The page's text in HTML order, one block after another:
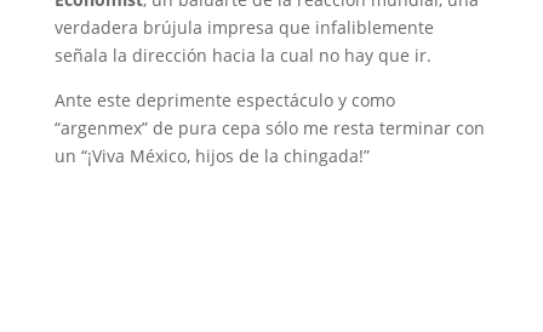
verdadera brújula impresa que infaliblemente
señala la dirección hacia la cual no hay que ir.
Ante este deprimente espectáculo y como
“argenmex” de pura cepa sólo me resta terminar con
un “¡Viva México, hijos de la chingada!”